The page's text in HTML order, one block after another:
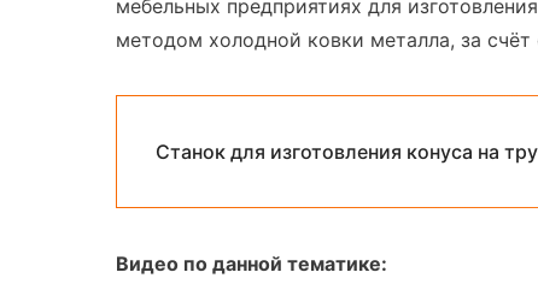
мебельных предприятиях для
методом холодной ковки металла, за счёт
Станок для изготовления конуса на
Видео по данной тематике: